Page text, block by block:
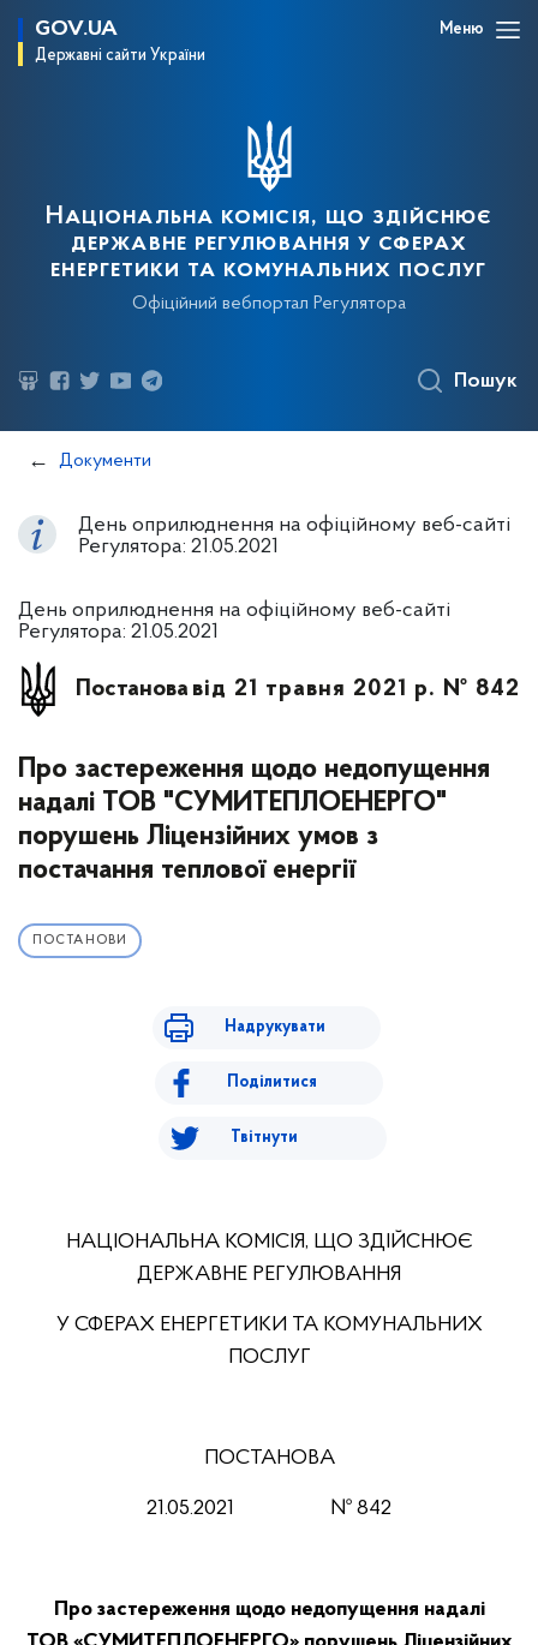
GOV.UA
Державні сайти України
Меню
Національна комісія, що здійснює
державне регулювання у сферах
енергетики та комунальних послуг
Офіційний вебпортал Регулятора
Пошук
Документи
День оприлюднення на офіційному веб-сайті
Регулятора: 21.05.2021
День оприлюднення на офіційному веб-сайті
Регулятора: 21.05.2021
Постанова від 21 травня 2021 р. № 842
Про застереження щодо недопущення
надалі ТОВ "СУМИТЕПЛОЕНЕРГО"
порушень Ліцензійних умов з
постачання теплової енергії
ПОСТАНОВИ
Надрукувати
Поділитися
Твітнути
НАЦІОНАЛЬНА КОМІСІЯ, ЩО ЗДІЙСНЮЄ
ДЕРЖАВНЕ РЕГУЛЮВАННЯ
У СФЕРАХ ЕНЕРГЕТИКИ ТА КОМУНАЛЬНИХ
ПОСЛУГ
ПОСТАНОВА
21.05.2021 № 842
Про застереження щодо недопущення надалі